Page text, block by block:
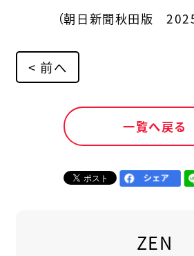
（朝日新聞秋田版
< 前へ
一覧へ戻る
ZEN